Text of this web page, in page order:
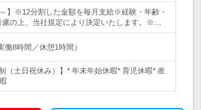
～】※12分割した金額を毎月支給※経験・年齢・
慮の上、当社規定により決定いたします。※…
働8時間／休憩1時間）
（土日祝休み）】* 年末年始休暇* 育児休暇* 産